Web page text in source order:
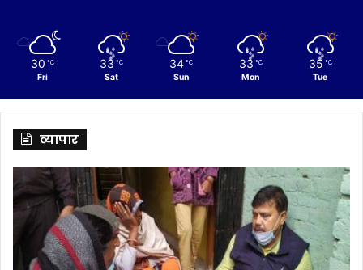
30 ℃
Fri
33 ℃
Sat
34 ℃
Sun
33 ℃
Mon
35 ℃
Tue
व्यापार